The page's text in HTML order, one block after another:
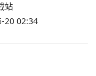
站
20 02:34